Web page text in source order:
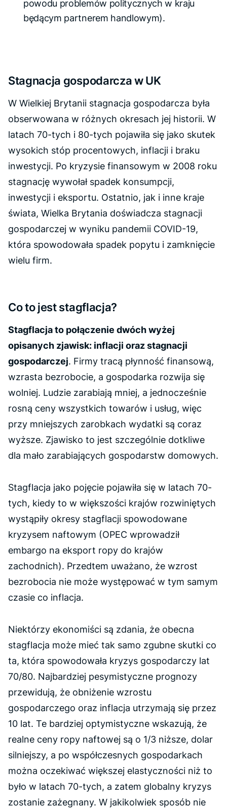
powodu problemów politycznych w kraju
będącym partnerem handlowym).
Stagnacja gospodarcza w UK
W Wielkiej Brytanii stagnacja gospodarcza była
obserwowana w różnych okresach jej historii. W
latach 70-tych i 80-tych pojawiła się jako skutek
wysokich stóp procentowych, inflacji i braku
inwestycji. Po kryzysie finansowym w 2008 roku
stagnację wywołał spadek konsumpcji,
inwestycji i eksportu. Ostatnio, jak i inne kraje
świata, Wielka Brytania doświadcza stagnacji
gospodarczej w wyniku pandemii COVID-19,
która spowodowała spadek popytu i zamknięcie
wielu firm.
Co to jest stagflacja?
Stagflacja to połączenie dwóch wyżej
opisanych zjawisk: inflacji oraz stagnacji
gospodarczej. Firmy tracą płynność finansową,
wzrasta bezrobocie, a gospodarka rozwija się
wolniej. Ludzie zarabiają mniej, a jednocześnie
rosną ceny wszystkich towarów i usług, więc
przy mniejszych zarobkach wydatki są coraz
wyższe. Zjawisko to jest szczególnie dotkliwe
dla mało zarabiających gospodarstw domowych.
Stagflacja jako pojęcie pojawiła się w latach 70-
tych, kiedy to w większości krajów rozwiniętych
wystąpiły okresy stagflacji spowodowane
kryzysem naftowym (OPEC wprowadził
embargo na eksport ropy do krajów
zachodnich). Przedtem uważano, że wzrost
bezrobocia nie może występować w tym samym
czasie co inflacja.
Niektórzy ekonomiści są zdania, że obecna
stagflacja może mieć tak samo zgubne skutki co
ta, która spowodowała kryzys gospodarczy lat
70/80. Najbardziej pesymistyczne prognozy
przewidują, że obniżenie wzrostu
gospodarczego oraz inflacja utrzymają się przez
10 lat. Te bardziej optymistyczne wskazują, że
realne ceny ropy naftowej są o 1/3 niższe, dolar
silniejszy, a po współczesnych gospodarkach
można oczekiwać większej elastyczności niż to
było w latach 70-tych, a zatem globalny kryzys
zostanie zażegnany. W jakikolwiek sposób nie